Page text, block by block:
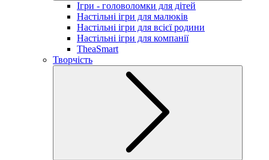
Ігри - головоломки для дітей
Настільні ігри для малюків
Настільні ігри для всієї родини
Настільні ігри для компанії
TheaSmart
Творчість